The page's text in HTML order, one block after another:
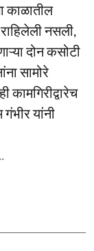
काळातील
नसली,
दोन कसोटी
सामोरे
यांनी